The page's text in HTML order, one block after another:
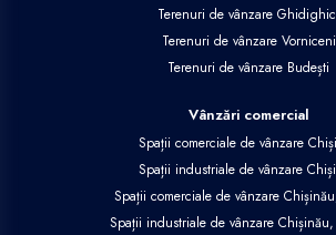
Terenuri de vânzare
Terenuri de vânzare Vorniceni
Terenuri de vânzare Budești
Vânzări comercial
Spații comerciale de vânzare
Spații industriale de vânzare
Spații comerciale de vânzare
Spații industriale de vânzare Chișinău,